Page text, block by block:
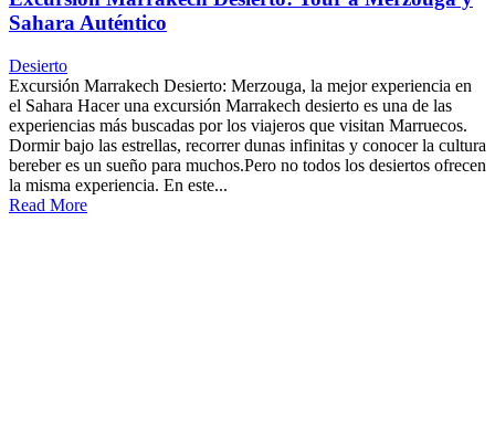
Sahara Auténtico
Desierto
Excursión Marrakech Desierto: Merzouga, la mejor experiencia en
el Sahara Hacer una excursión Marrakech desierto es una de las
experiencias más buscadas por los viajeros que visitan Marruecos.
Dormir bajo las estrellas, recorrer dunas infinitas y conocer la cultura
bereber es un sueño para muchos.Pero no todos los desiertos ofrecen
la misma experiencia. En este...
Read More